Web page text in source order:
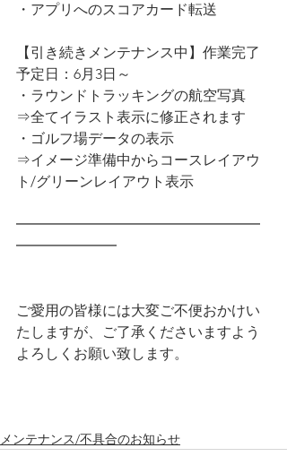
・アプリへのスコアカード転送
【引き続きメンテナンス中】作業完了
予定日：6月3日～
・ラウンドトラッキングの航空写真
⇒全てイラスト表示に修正されます
・ゴルフ場データの表示
⇒イメージ準備中からコースレイアウ
ト/グリーンレイアウト表示
━━━━━━━━━━━━━━━━━
━━━━━━━
ご愛用の皆様には大変ご不便おかけい
たしますが、ご了承くださいますよう
よろしくお願い致します。
メンテナンス/不具合のお知らせ